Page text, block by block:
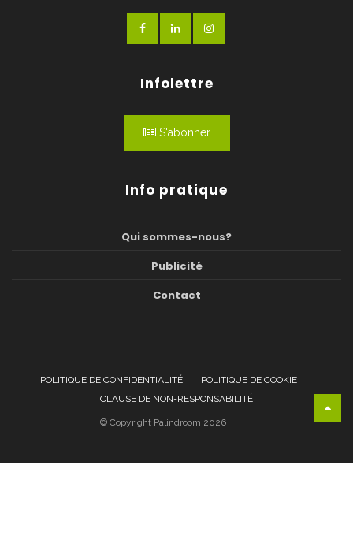
Infolettre
S'abonner
Info pratique
Qui sommes-nous?
Publicité
Contact
POLITIQUE DE CONFIDENTIALITÉ
POLITIQUE DE COOKIE
CLAUSE DE NON-RESPONSABILITÉ
© Copyright Palindroom 2026